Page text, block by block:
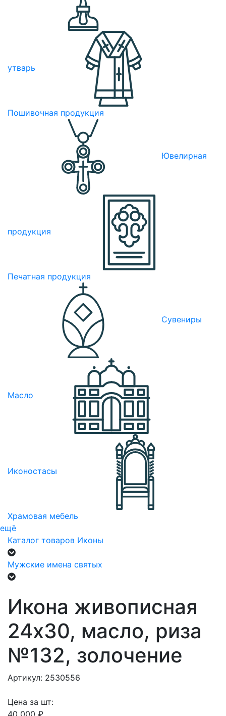
утварь
Пошивочная продукция
Ювелирная
продукция
Печатная продукция
Сувениры
Масло
Иконостасы
Храмовая мебель
ещё
Каталог товаров Иконы
Мужские имена святых
Икона живописная
24х30, масло, риза
№132, золочение
Артикул: 2530556
Цена за шт:
40 000 ₽